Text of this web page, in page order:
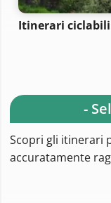
Itinerari ciclabili
-
Scopri gli itinerari
accuratamente